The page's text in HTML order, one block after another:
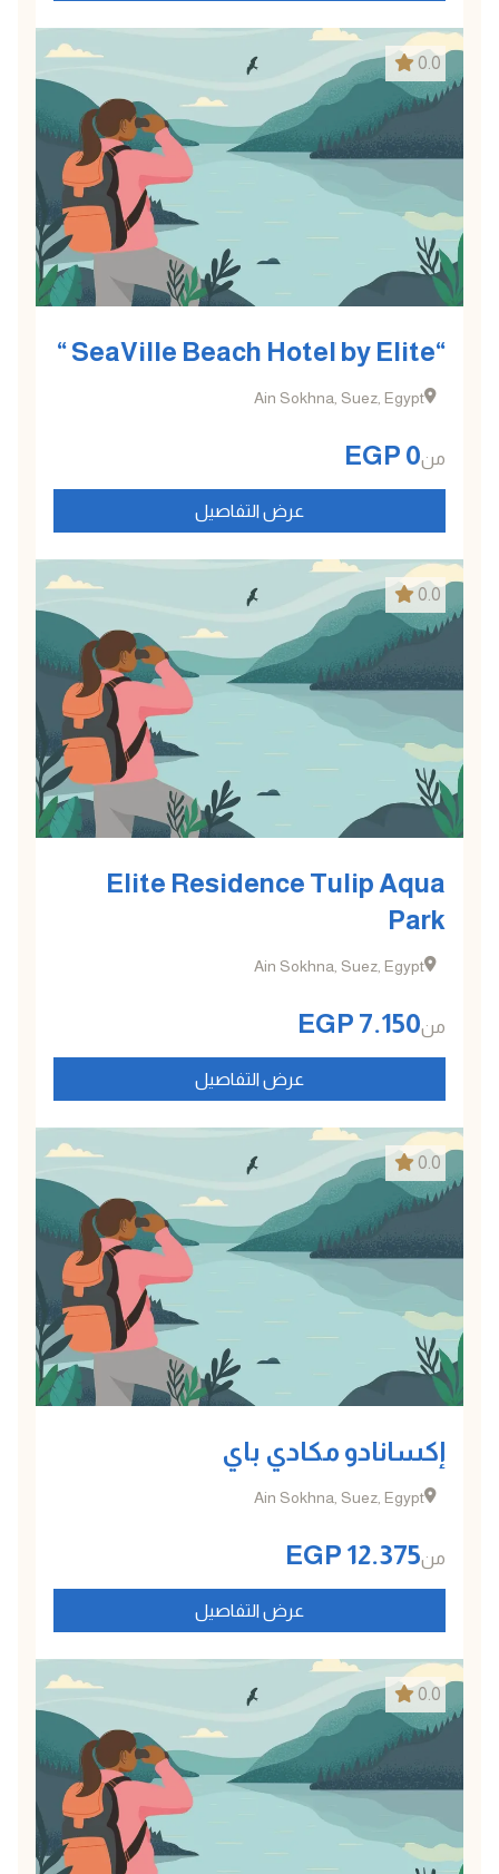
0.0
“SeaVille Beach Hotel by Elite “
Ain Sokhna, Suez, Egypt
من0
EGP
عرض التفاصيل
0.0
Elite Residence Tulip Aqua
Park
Ain Sokhna, Suez, Egypt
من7.150
EGP
عرض التفاصيل
0.0
إكسانادو مكادي باي
Ain Sokhna, Suez, Egypt
من12.375
EGP
عرض التفاصيل
0.0